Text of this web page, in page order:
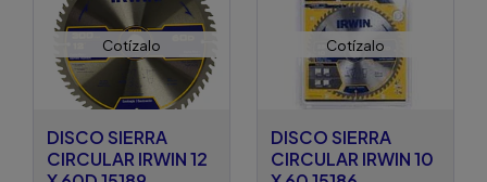
Cotízalo
DISCO SIERRA
CIRCULAR IRWIN 12
Cotízalo
DISCO SIERRA
CIRCULAR IRWIN 10